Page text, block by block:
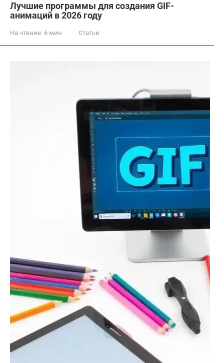
Лучшие программы для создания GIF-
анимаций в 2026 году
На чтение: 6 мин Статьи